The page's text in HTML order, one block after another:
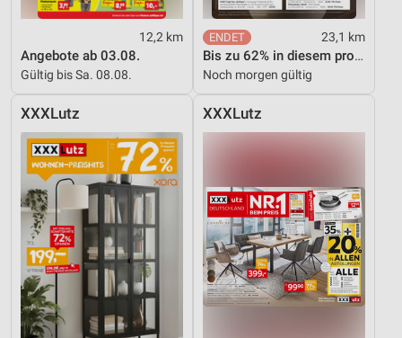
12,2 km
Angebote ab 03.08.
Gültig bis Sa. 08.08.
23,1 km
Bis zu 62% in diesem prospekt
Noch morgen gültig
XXXLutz XXXLutz